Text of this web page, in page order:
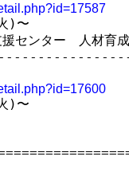
)〜
センター　人材育
)〜